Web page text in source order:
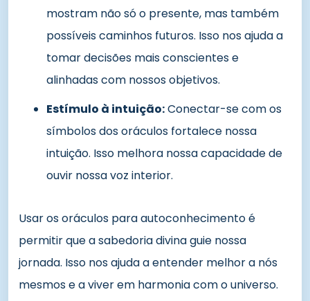
mostram não só o presente, mas também
possíveis caminhos futuros. Isso nos ajuda a
tomar decisões mais conscientes e
alinhadas com nossos objetivos.
Estímulo à intuição:Conectar-se com os
símbolos dos oráculos fortalece nossa
intuição. Isso melhora nossa capacidade de
ouvir nossa voz interior.
Usar os oráculos para autoconhecimento é
permitir que a sabedoria divina guie nossa
jornada. Isso nos ajuda a entender melhor a nós
mesmos e a viver em harmonia com o universo.